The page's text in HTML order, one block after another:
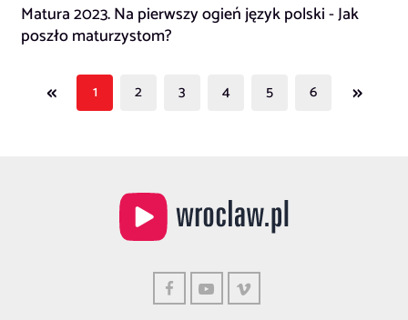
Matura 2023. Na pierwszy ogień język polski - Jak
poszło maturzystom?
« 1 2 3 4 5 6 »